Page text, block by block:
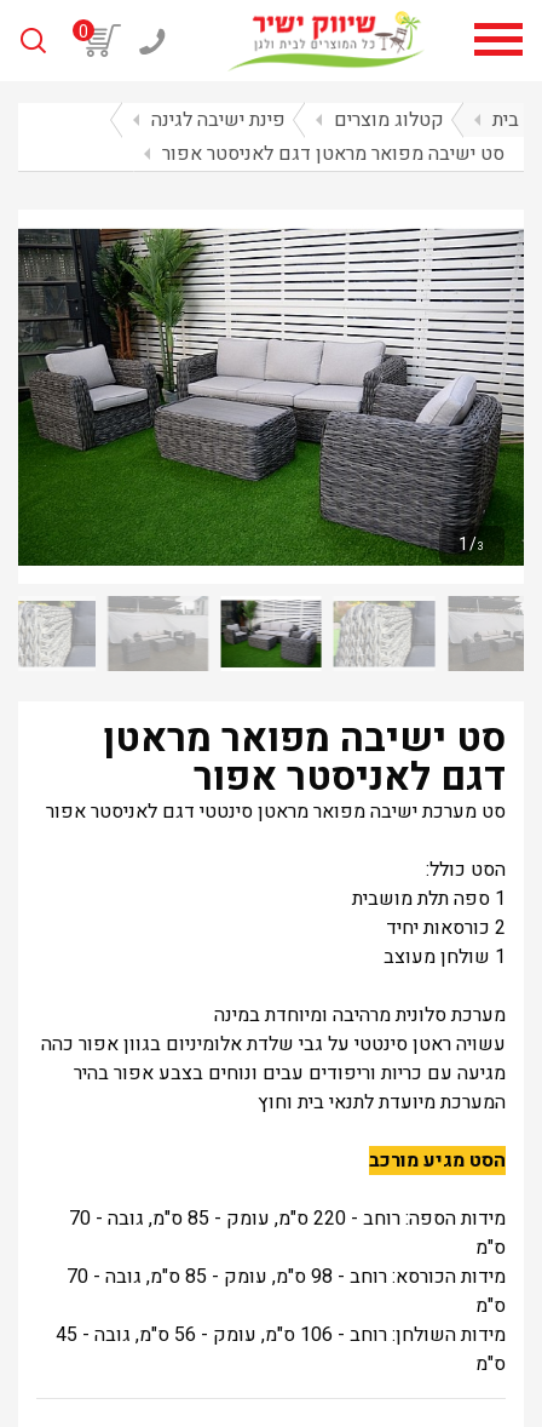
0
בית arrow_left קטלוג מוצרים arrow_left פינת ישיבה לגינה arrow_left
סט ישיבה מפואר מראטן דגם לאניסטר אפור arrow_left
1/3
סט ישיבה מפואר מראטן
דגם לאניסטר אפור
סט מערכת ישיבה מפואר מראטן סינטטי דגם לאניסטר אפור
הסט כולל:
1 ספה תלת מושבית
2 כורסאות יחיד
1 שולחן מעוצב
מערכת סלונית מרהיבה ומיוחדת במינה
עשויה ראטן סינטטי על גבי שלדת אלומיניום בגוון אפור כהה
מגיעה עם כריות וריפודים עבים ונוחים בצבע אפור בהיר
המערכת מיועדת לתנאי בית וחוץ
הסט מגיע מורכב
מידות הספה: רוחב - 220 ס"מ, עומק - 85 ס"מ, גובה - 70
ס"מ
מידות הכורסא: רוחב - 98 ס"מ, עומק - 85 ס"מ, גובה - 70
ס"מ
מידות השולחן: רוחב - 106 ס"מ, עומק - 56 ס"מ, גובה - 45
ס"מ